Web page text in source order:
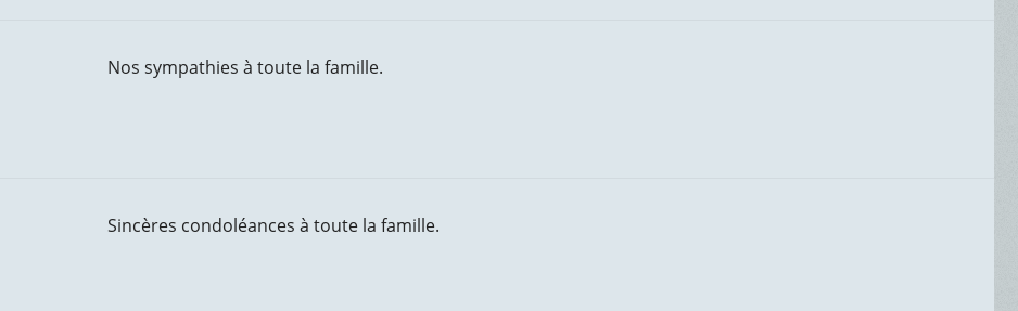
Nos sympathies à toute la famille.
Sincères condoléances à toute la famille.